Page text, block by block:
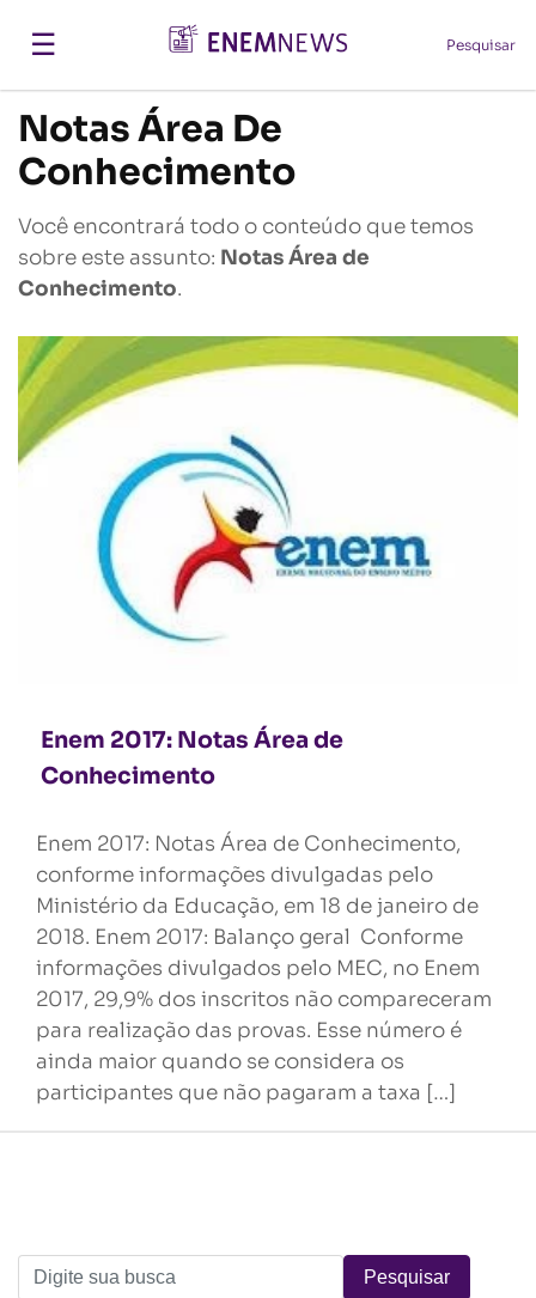
☰ Pesquisar
Notas Área De
Conhecimento
Você encontrará todo o conteúdo que temos
sobre este assunto: Notas Área de
Conhecimento.
Enem 2017: Notas Área de
Conhecimento
Enem 2017: Notas Área de Conhecimento,
conforme informações divulgadas pelo
Ministério da Educação, em 18 de janeiro de
2018. Enem 2017: Balanço geral Conforme
informações divulgados pelo MEC, no Enem
2017, 29,9% dos inscritos não compareceram
para realização das provas. Esse número é
ainda maior quando se considera os
participantes que não pagaram a taxa […]